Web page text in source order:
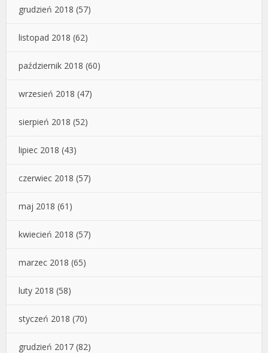
grudzień 2018 (57)
listopad 2018 (62)
październik 2018 (60)
wrzesień 2018 (47)
sierpień 2018 (52)
lipiec 2018 (43)
czerwiec 2018 (57)
maj 2018 (61)
kwiecień 2018 (57)
marzec 2018 (65)
luty 2018 (58)
styczeń 2018 (70)
grudzień 2017 (82)